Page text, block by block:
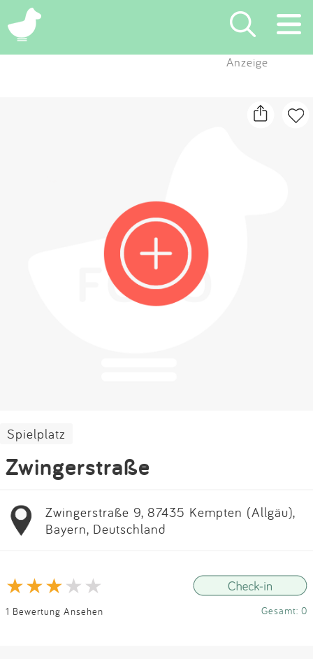
×
Blog
Partner
Kontakt
Impressum
Anzeige
Spielplatz
Zwingerstraße
Zwingerstraße 9, 87435 Kempten (Allgäu),
Bayern, Deutschland
1 Bewertung Ansehen Gesamt: 0